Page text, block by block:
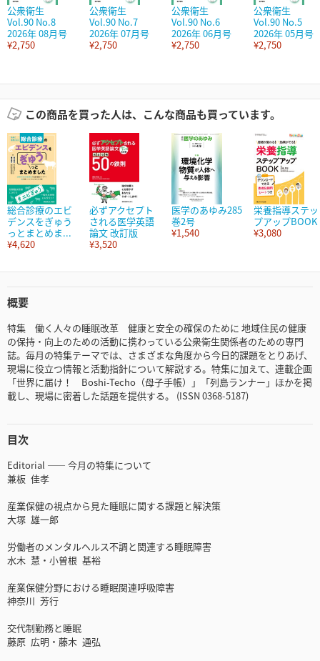
公衆衛生
Vol.90 No.8
2026年 08月号
¥2,750
公衆衛生
Vol.90 No.7
2026年 07月号
¥2,750
公衆衛生
Vol.90 No.6
2026年 06月号
¥2,750
公衆衛生
Vol.90 No.5
2026年 05月号
¥2,750
この商品を買った人は、こんな商品も買っています。
総合診療のエビ
デンスをぎゅう
っとまとめま...
¥4,620
必ずアクセプト
される医学英語
論文 改訂版
¥3,520
医学のあゆみ285
巻2号
¥1,540
栄養指導ステッ
プアップBOOK
¥3,080
概要
特集 働く人々の睡眠改革 健康と安全の確保のために 地域住民の健康
の保持・向上のための活動に携わっている公衆衛生関係者のための専門
誌。毎月の特集テーマでは、さまざまな角度から今日的課題をとりあげ、
現場に役立つ情報と活動指針について解説する。特集に加えて、連載企画
「世界に届け！ Boshi-Techo（母子手帳）」「列島ランナー」ほかを掲
載し、現場に密着した話題を提供する。 (ISSN 0368-5187)
目次
Editorial ―― 今月の特集について
兼板 佳孝
産業保健の視点から見た睡眠に関する課題と解決策
大塚 雄一郎
労働者のメンタルヘルス不調と関連する睡眠障害
水木 慧・小曽根 基裕
産業保健分野における睡眠関連呼吸障害
神奈川 芳行
交代制勤務と睡眠
藤原 広明・藤木 通弘